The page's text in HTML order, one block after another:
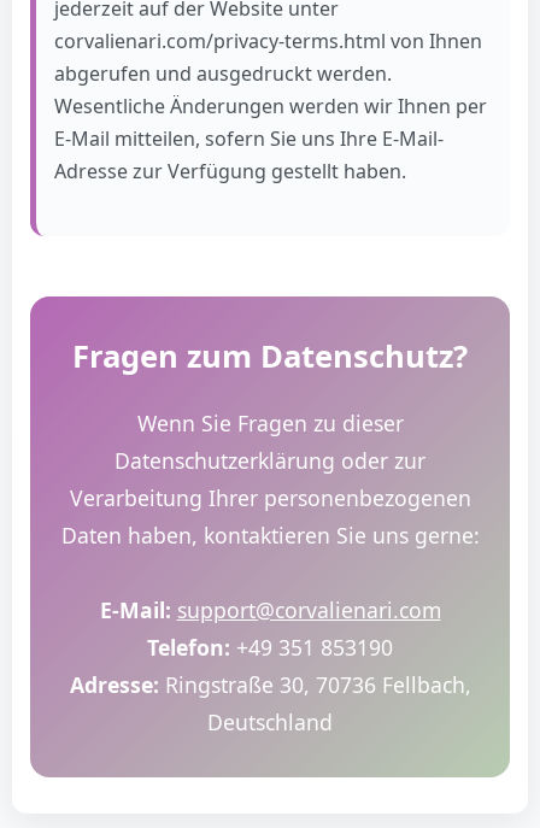
jederzeit auf der Website unter
corvalienari.com/privacy-terms.html von Ihnen
abgerufen und ausgedruckt werden.
Wesentliche Änderungen werden wir Ihnen per
E-Mail mitteilen, sofern Sie uns Ihre E-Mail-
Adresse zur Verfügung gestellt haben.
Fragen zum Datenschutz?
Wenn Sie Fragen zu dieser
Datenschutzerklärung oder zur
Verarbeitung Ihrer personenbezogenen
Daten haben, kontaktieren Sie uns gerne:
E-Mail: support@corvalienari.com
Telefon: +49 351 853190
Adresse: Ringstraße 30, 70736 Fellbach,
Deutschland